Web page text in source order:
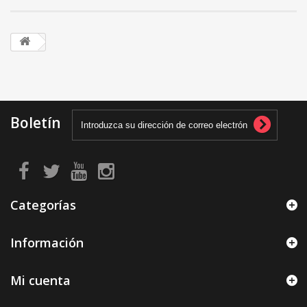
Boletín
Categorías
Información
Mi cuenta